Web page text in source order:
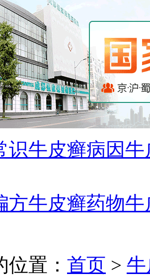
识牛皮癣病因牛
方牛皮癣药物牛
置： 首页 >